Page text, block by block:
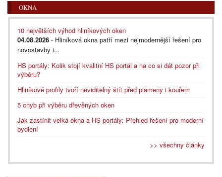
OKNA
10 největších výhod hliníkových oken
04.08.2026 - Hliníková okna patří mezi nejmodernější řešení pro
novostavby i...
HS portály: Kolik stojí kvalitní HS portál a na co si dát pozor při
výběru?
Hliníkové profily tvoří neviditelný štít před plameny i kouřem
5 chyb při výběru dřevěných oken
Jak zastínit velká okna a HS portály: Přehled řešení pro moderní
bydlení
>> všechny články